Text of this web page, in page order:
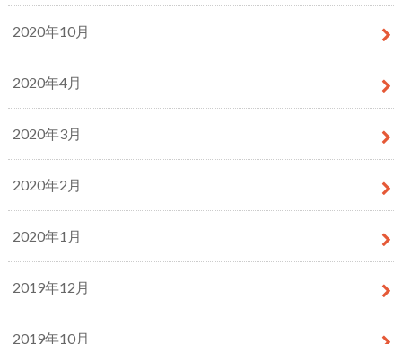
2020年10月
2020年4月
2020年3月
2020年2月
2020年1月
2019年12月
2019年10月